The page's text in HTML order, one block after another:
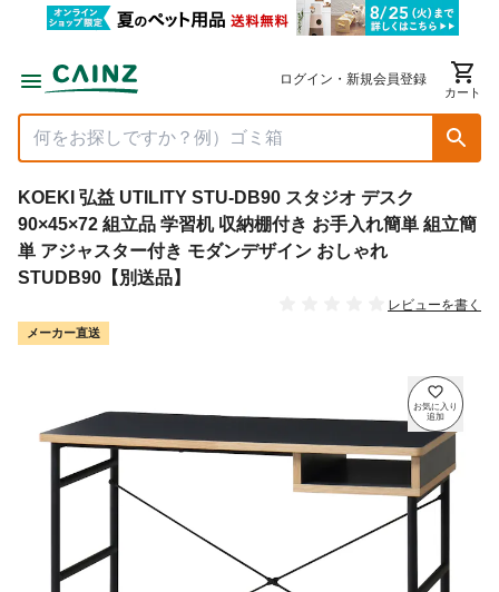
ログイン・新規会員登録
カート
KOEKI 弘益 UTILITY STU-DB90 スタジオ デスク
90×45×72 組立品 学習机 収納棚付き お手入れ簡単 組立簡
単 アジャスター付き モダンデザイン おしゃれ
STUDB90【別送品】
レビューを書く
メーカー直送